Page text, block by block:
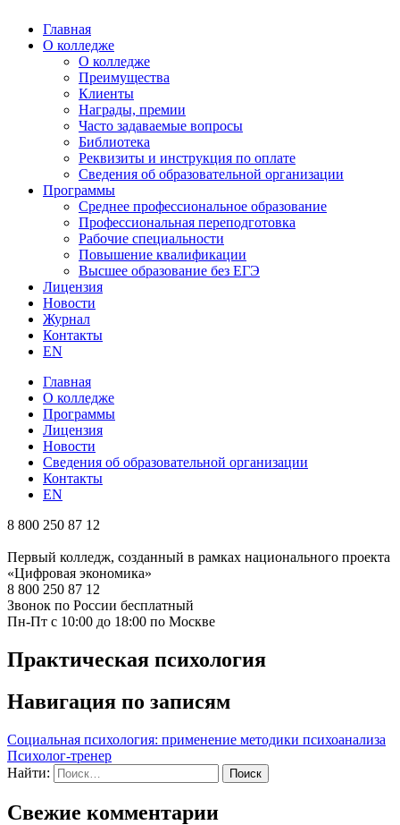
Главная
О колледже
О колледже
Преимущества
Клиенты
Награды, премии
Часто задаваемые вопросы
Библиотека
Реквизиты и инструкция по оплате
Сведения об образовательной организации
Программы
Среднее профессиональное образование
Профессиональная переподготовка
Рабочие специальности
Повышение квалификации
Высшее образование без ЕГЭ
Лицензия
Новости
Журнал
Контакты
EN
Главная
О колледже
Программы
Лицензия
Новости
Сведения об образовательной организации
Контакты
EN
8 800 250 87 12
Первый колледж, созданный в рамках национального проекта
«Цифровая экономика»
8 800 250 87 12
Звонок по России бесплатный
Пн-Пт с 10:00 до 18:00 по Москве
Практическая психология
Навигация по записям
Социальная психология: применение методики психоанализа
Психолог-тренер
Найти:
Свежие комментарии